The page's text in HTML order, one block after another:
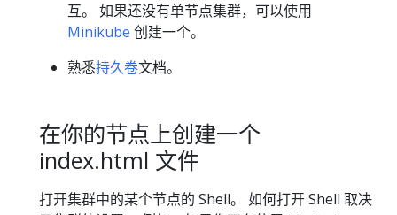
互。 如果还没有单节点集群，可以使用
Minikube 创建一个。
熟悉持久卷文档。
在你的节点上创建一个
index.html 文件
打开集群中的某个节点的 Shell。 如何打开 Shell 取决